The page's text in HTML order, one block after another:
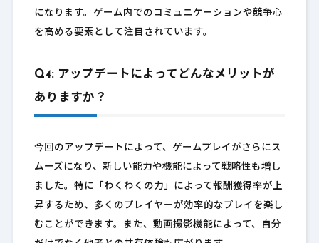
になります。ゲーム内でのコミュニケーションや競争心
を高める要素として注目されています。
Q4: アップデートによってどんなメリットが
ありますか？
今回のアップデートによって、ゲームプレイがさらにス
ムーズになり、新しい能力や機能によって戦略性も増し
ました。特に「わくわくの力」によって報酬獲得率が上
昇するため、多くのプレイヤーが効率的なプレイを楽し
むことができます。また、動画撮影機能によって、自分